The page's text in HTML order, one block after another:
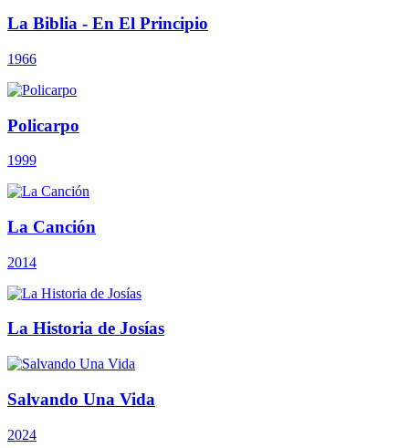
La Biblia - En El Principio
1966
Policarpo
1999
La Canción
2014
La Historia de Josías
Salvando Una Vida
2024